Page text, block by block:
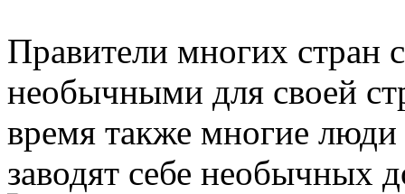
Правители многих стран
необычными для своей
время также многие люди
заводят себе